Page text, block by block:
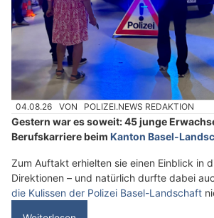
04.08.26 VON POLIZEI.NEWS REDAKTION
Gestern war es soweit: 45 junge
Berufskarriere beim Kanton Basel-
Zum Auftakt erhielten sie einen Einblick in
Direktionen – und natürlich durfte dabei
die Kulissen der Polizei Basel-Landschaft